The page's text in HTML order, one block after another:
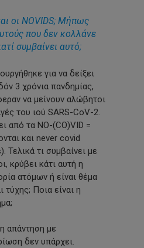
οι NOVIDS; Μήπως
που δεν κολλάνε
συμβαίνει αυτό;
για να δείξει
3 χρόνια πανδημίας,
να μείνουν αλώβητοι
του ιού SARS-CoV-2.
από τα NO-(CO)VID =
και never covid
Τελικά τι συμβαίνει με
κρύβει κάτι αυτή η
ατόμων ή είναι θέμα
τύχης; Ποια είναι η
απάντηση με
δεν υπάρχει.